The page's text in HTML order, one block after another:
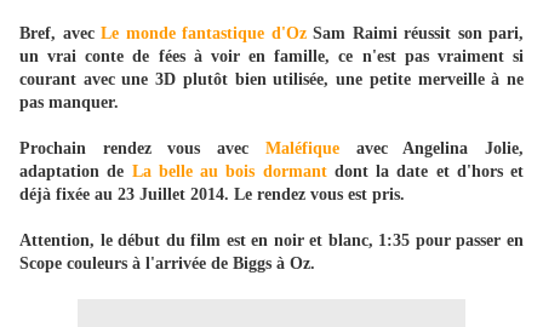
Bref, avec Le monde fantastique d'OzSam Raimi réussit son pari,
un vrai conte de fées à voir en famille, ce n'est pas vraiment si
courant avec une 3D plutôt bien utilisée, une petite merveille à ne
pas manquer.
Prochain rendez vous avec Maléfiqueavec Angelina Jolie,
adaptation de La belle au bois dormantdont la date et d'hors et
déjà fixée au 23 Juillet 2014. Le rendez vous est pris.
Attention, le début du film est en noir et blanc, 1:35 pour passer en
Scope couleurs à l'arrivée de Biggs à Oz.